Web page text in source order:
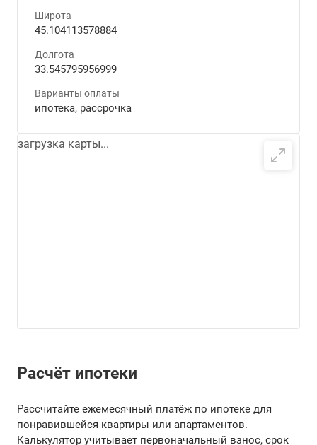
Широта
45.104113578884
Долгота
33.545795956999
Варианты оплаты
ипотека, рассрочка
загрузка карты...
Расчёт ипотеки
Рассчитайте ежемесячный платёж по ипотеке для
понравившейся квартиры или апартаментов.
Калькулятор учитывает первоначальный взнос, срок